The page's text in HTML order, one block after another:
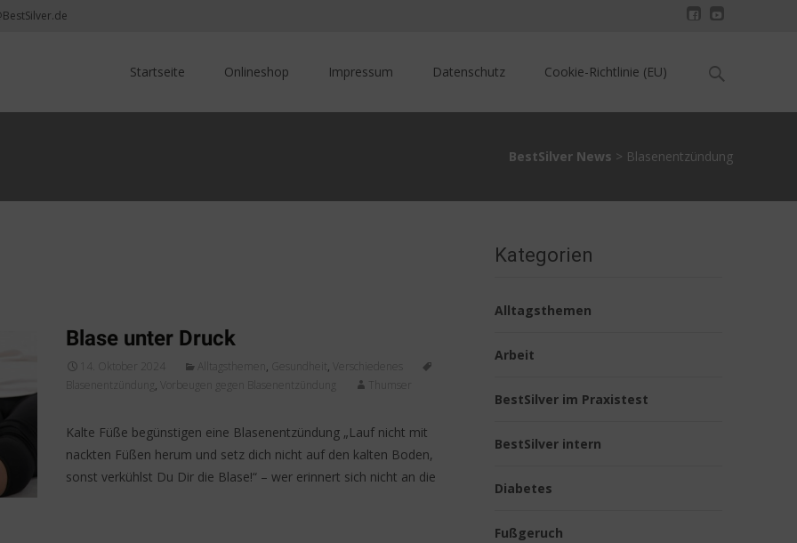
Startseite Onlineshop Impressum Datenschutz Cookie-Richtlinie (EU)
Search
BestSilver News > Blasenentzündung
Blase unter Druck
14. Oktober 2024 Alltagsthemen , Gesundheit, Verschiedenes
Blasenentzündung , Vorbeugen gegen Blasenentzündung Thumser
Kalte Füße begünstigen eine Blasenentzündung „Lauf nicht mit
nackten Füßen herum und setz dich nicht auf den kalten Boden,
sonst verkühlst Du Dir die Blase!“ – wer erinnert sich nicht an die
Kategorien
Alltagsthemen
Arbeit
BestSilver im Praxistest
BestSilver intern
Diabetes
Fußgeruch